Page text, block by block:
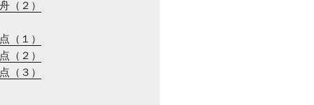
（２）
（１）
（２）
（３）